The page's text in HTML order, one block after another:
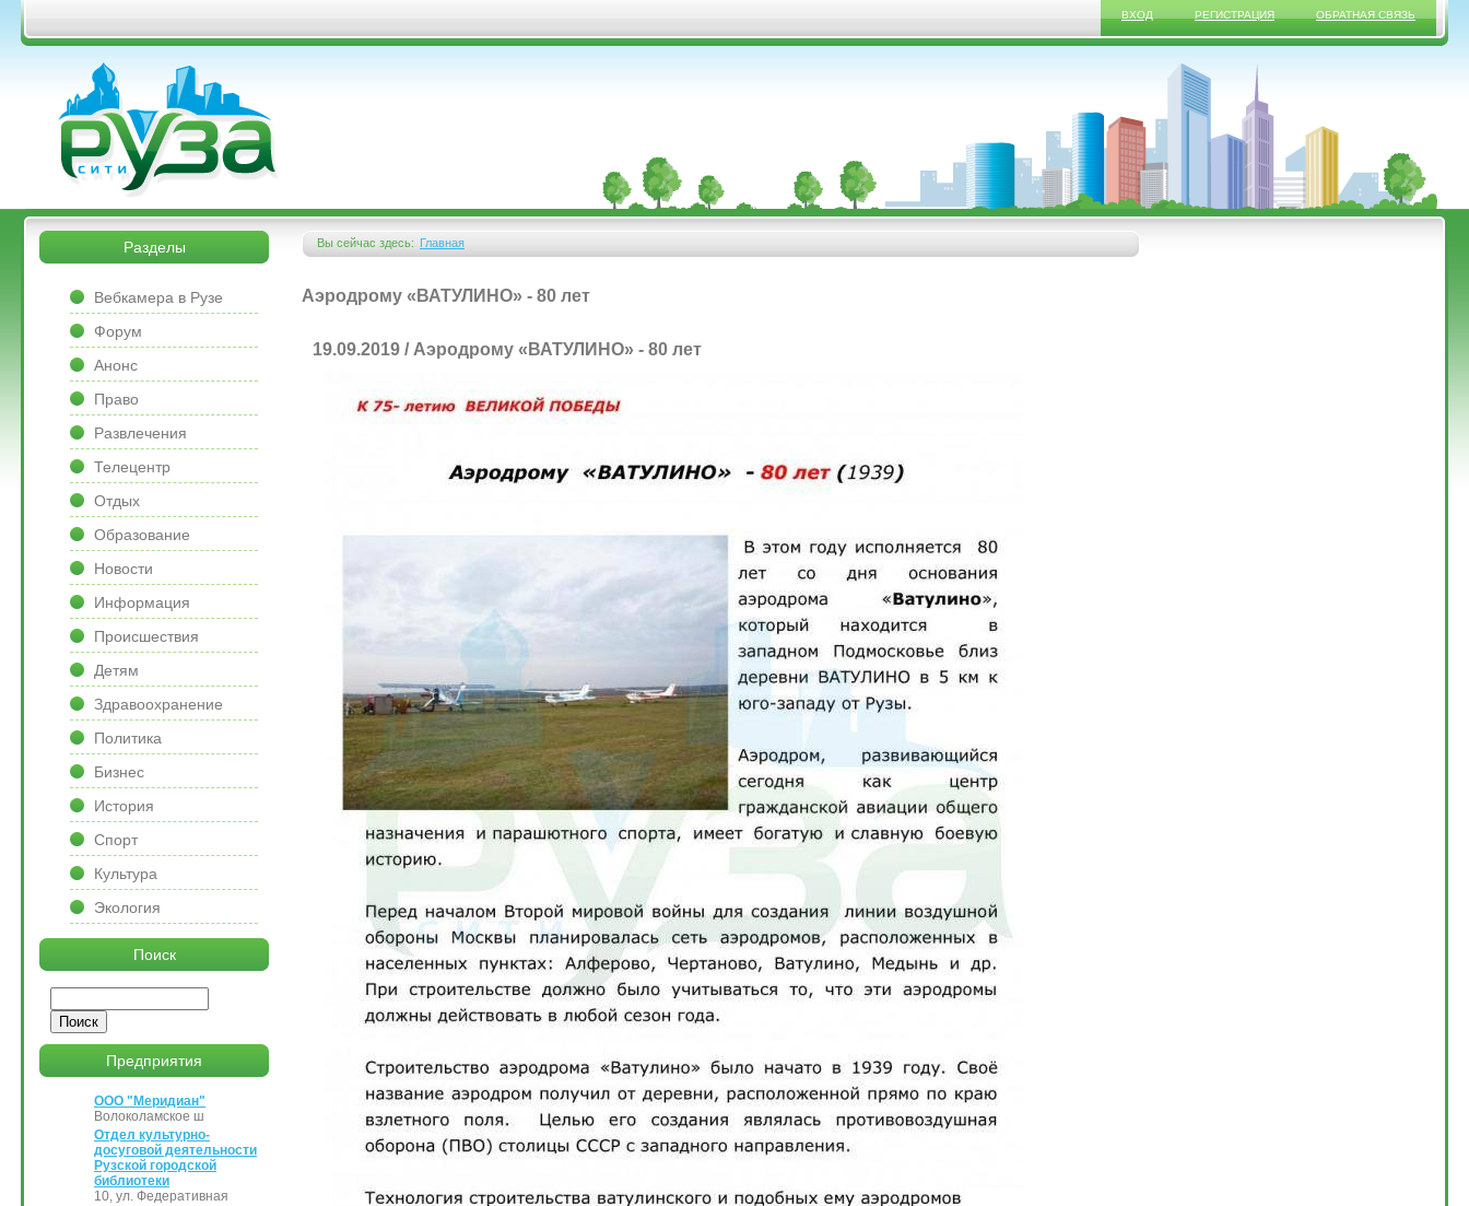
Перейти к основному содержанию ВХОД РЕГИСТРАЦИЯ ОБРАТНАЯ СВЯЗЬ
&bsps;
&bsps;
Вы сейчас здесь:
Вы здесь
Главная
Аэродрому «ВАТУЛИНО» - 80 лет
19.09.2019 / Аэродрому «ВАТУЛИНО» - 80 лет
Разделы
Вебкамера в Рузе
Форум
Анонс
Право
Развлечения
Телецентр
Отдых
Образование
Новости
Информация
Происшествия
Детям
Здравоохранение
Политика
Бизнес
История
Спорт
Культура
Экология
Поиск
Предприятия
ООО "Меридиан"
Волоколамское ш
Отдел культурно-
досуговой деятельности
Рузской городской
библиотеки
10, ул. Федеративная